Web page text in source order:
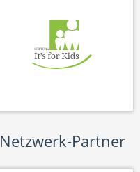
Netzwerk-Partner